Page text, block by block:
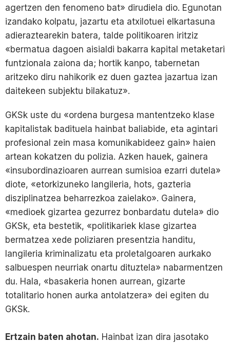
agertzen den fenomeno bat» dirudiela dio. Egunotan
izandako kolpatu, jazartu eta atxilotuei elkartasuna
adieraztearekin batera, talde politikoaren iritziz
«bermatua dagoen aisialdi bakarra kapital metaketari
funtzionala zaiona da; hortik kanpo, tabernetan
aritzeko diru nahikorik ez duen gaztea jazartua izan
daitekeen subjektu bilakatuz».
GKSk uste du «ordena burgesa mantentzeko klase
kapitalistak badituela hainbat baliabide, eta agintari
profesional zein masa komunikabideez gain» haien
artean kokatzen du polizia. Azken hauek, gainera
«insubordinazioaren aurrean sumisioa ezarri dutela»
diote, «etorkizuneko langileria, hots, gazteria
disziplinatzea beharrezkoa zaielako». Gainera,
«medioek gizartea gezurrez bonbardatu dutela» dio
GKSk, eta bestetik, «politikariek klase gizartea
bermatzea xede poliziaren presentzia handitu,
langileria kriminalizatu eta proletalgoaren aurkako
salbuespen neurriak onartu dituztela» nabarmentzen
du. Hala, «basakeria honen aurrean, gizarte
totalitario honen aurka antolatzera» dei egiten du
GKSk.
Ertzain baten ahotan. Hainbat izan dira jasotako